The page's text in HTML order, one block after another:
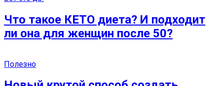
Что такое КЕТО диета? И подходит
ли она для женщин после 50?
Полезно